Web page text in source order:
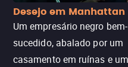
Desejo em Manhattan
Um empresário negro bem-
sucedido, abalado por um
casamento em ruínas e